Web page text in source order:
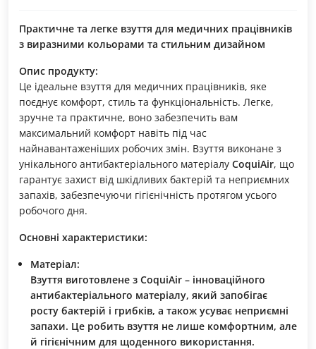
Практичне та легке взуття для медичних працівників
з виразними кольорами та стильним дизайном
Опис продукту:
Це ідеальне взуття для медичних працівників, яке
поєднує комфорт, стиль та функціональність. Легке,
зручне та практичне, воно забезпечить вам
максимальний комфорт навіть під час
найнавантаженіших робочих змін. Взуття виконане з
унікального антибактеріального матеріалу CoquiAir, що
гарантує захист від шкідливих бактерій та неприємних
запахів, забезпечуючи гігієнічність протягом усього
робочого дня.
Основні характеристики:
Матеріал:
Взуття виготовлене з CoquiAir – інноваційного
антибактеріального матеріалу, який запобігає
росту бактерій і грибків, а також усуває неприємні
запахи. Це робить взуття не лише комфортним, але
й гігієнічним для щоденного використання.